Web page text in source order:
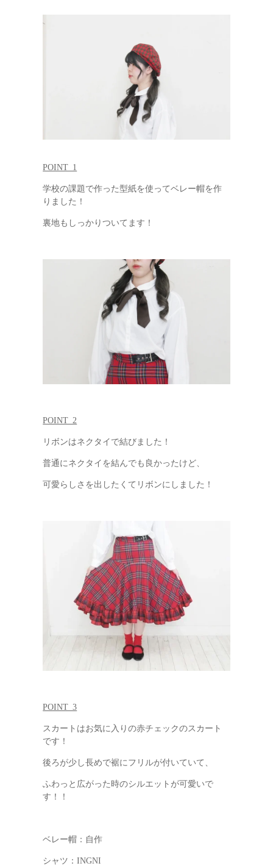
POINT_1
学校の課題で作った型紙を使ってベレー帽を作
りました！
裏地もしっかりついてます！
POINT_2
リボンはネクタイで結びました！
普通にネクタイを結んでも良かったけど、
可愛らしさを出したくてリボンにしました！
POINT_3
スカートはお気に入りの赤チェックのスカート
です！
後ろが少し長めで裾にフリルが付いていて、
ふわっと広がった時のシルエットが可愛いで
す！！
ベレー帽：自作
シャツ：INGNI